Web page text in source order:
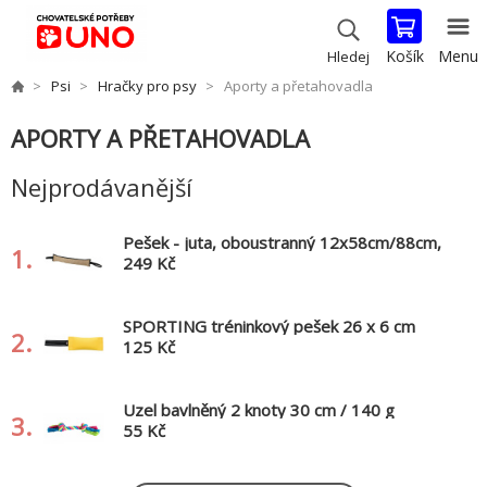
Hledej Košík Menu
Psi Hračky pro psy Aporty a přetahovadla
APORTY A PŘETAHOVADLA
Nejprodávanější
1.
Pešek - juta, oboustranný 12x58cm/88cm,
šitý
249 Kč
2.
SPORTING tréninkový pešek 26 x 6 cm
125 Kč
3.
Uzel bavlněný 2 knoty 30 cm / 140 g
růžová, modrá, zelená
55 Kč